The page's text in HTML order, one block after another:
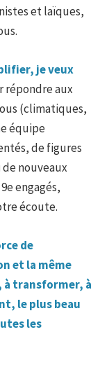
et laïques,
je veux
répondre aux
(climatiques,
équipe
de figures
nouveaux
engagés,
écoute.
de
et la même
à transformer, à
le plus beau
les